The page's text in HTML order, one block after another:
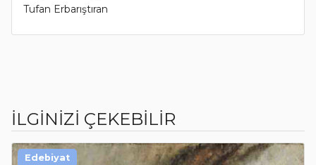
Tufan Erbarıştıran
İLGİNİZİ ÇEKEBİLİR
Edebiyat